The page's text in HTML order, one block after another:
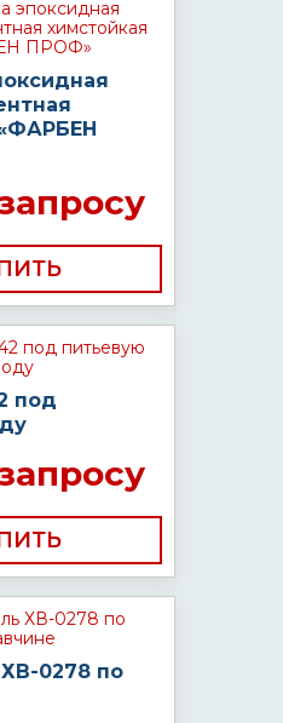
под
0278 по